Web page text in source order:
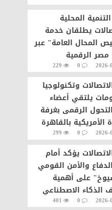
المحلية
يطلقان خدمة
المحال العامة" عبر
الرقمية
2026-
0
229
وتكنولوجيا
يلتقي أعضاء
الرقمى بغرفة
الأمريكية بالقاهرة
2026-
0
299
يؤكد أمام
والأمن القومي
على أهمية
الذكاء الاصطناعي
الأمن السيبراني2026-
0
401